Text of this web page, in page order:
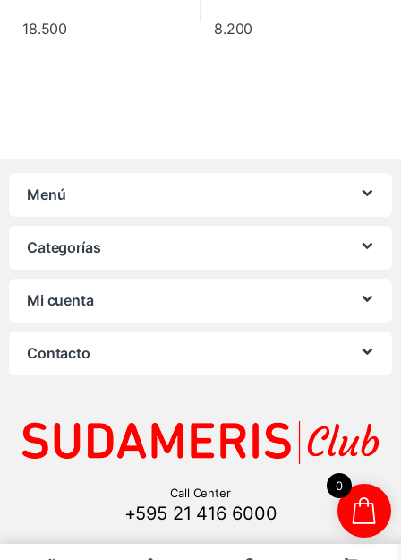
18.500 8.200
Menú
Categorías
Mi cuenta
Contacto
Call Center
+595 21 416 6000
0